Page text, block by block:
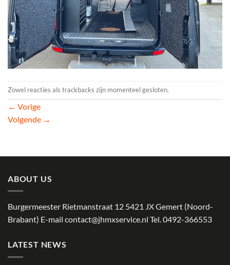
Zowel reacties als trackbacks zijn momenteel gesloten.
← Vorige
Volgende →
ABOUT US
Burgermeester Rietmanstraat 12 5421 JX Gemert (Noord-
Brabant) E-mail contact@jhmxservice.nl Tel. 0492-366553
LATEST NEWS